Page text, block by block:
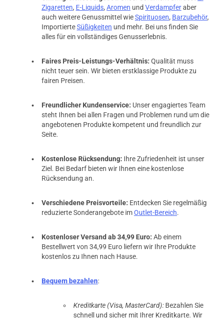
next
Zigaretten, E-Liquids, Aromen und Verdampferaber
auch weitere Genussmittel wieSpirituosen, Barzubehör,
ImportierteSüßigkeiten und mehr. Bei uns finden Sie
alles für ein vollständiges Genusserlebnis.
Faires Preis-Leistungs-Verhältnis: Qualität muss
nicht teuer sein. Wir bieten erstklassige Produkte zu
fairen Preisen.
Freundlicher Kundenservice: Unser engagiertes Team
steht Ihnen bei allen Fragen und Problemen rund um die
angebotenen Produkte kompetent und freundlich zur
Seite.
Kostenlose Rücksendung: Ihre Zufriedenheit ist unser
Ziel. Bei Bedarf bieten wir Ihnen eine kostenlose
Rücksendung an.
Verschiedene Preisvorteile: Entdecken Sie regelmäßig
reduzierte Sonderangebote imOutlet-Bereich.
Kostenloser Versand ab 34,99 Euro: Ab einem
Bestellwert von 34,99 Euro liefern wir Ihre Produkte
kostenlos zu Ihnen nach Hause.
Bequem bezahlen:
Kreditkarte (Visa, MasterCard): Bezahlen Sie
schnell und sicher mit Ihrer Kreditkarte. Wir